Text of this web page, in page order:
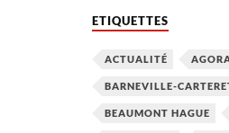
ETIQUETTES
ACTUALITÉ
BARNEVILLE-
BEAUMONT HAGUE